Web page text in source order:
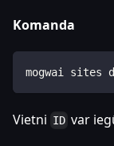
Komanda
mogwai sites
Vietni ID var